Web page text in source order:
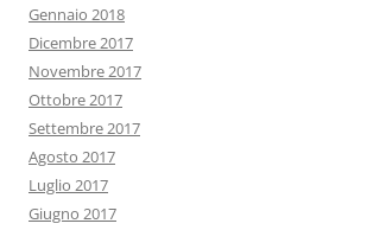
Gennaio 2018
Dicembre 2017
Novembre 2017
Ottobre 2017
Settembre 2017
Agosto 2017
Luglio 2017
Giugno 2017